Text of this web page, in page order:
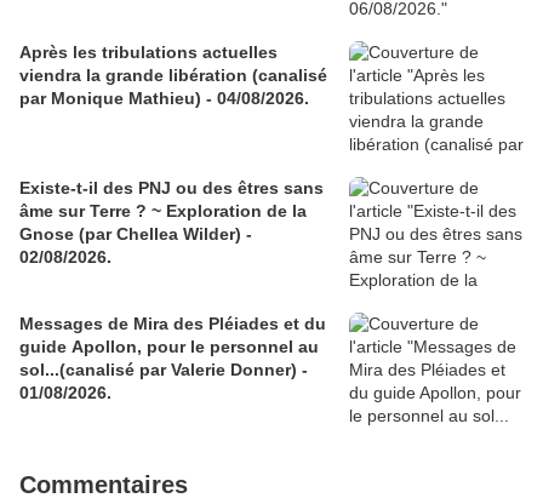
Après les tribulations actuelles
viendra la grande libération (canalisé
par Monique Mathieu) - 04/08/2026.
Existe-t-il des PNJ ou des êtres sans
âme sur Terre ? ~ Exploration de la
Gnose (par Chellea Wilder) -
02/08/2026.
Messages de Mira des Pléiades et du
guide Apollon, pour le personnel au
sol...(canalisé par Valerie Donner) -
01/08/2026.
Commentaires